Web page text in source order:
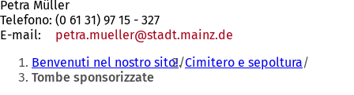
Petra Müller
Telefono: (0 61 31) 97 15 - 327
E-mail:
petra.mueller stadt.mainz de
Siete
qui:
Benvenuti nel nostro sito! Cimitero e sepoltura
Tombe sponsorizzate